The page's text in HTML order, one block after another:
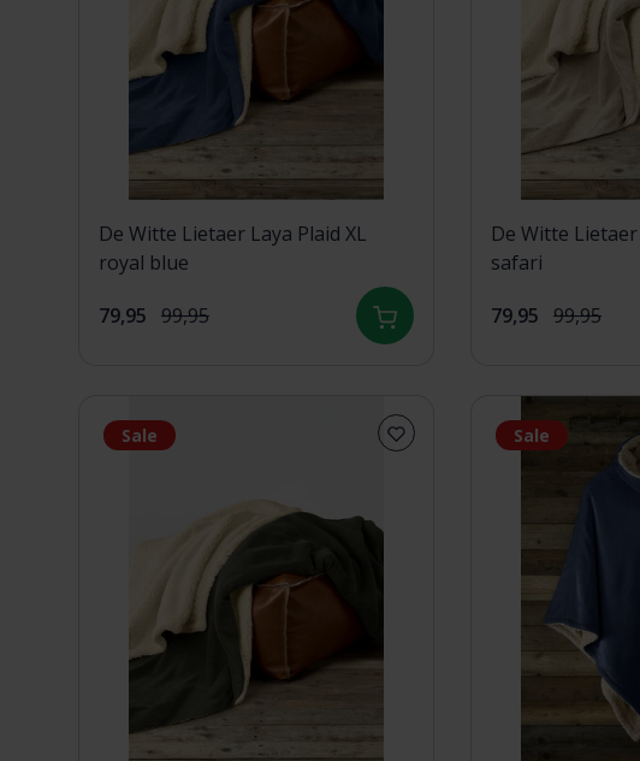
De Witte Lietaer Laya Plaid XL
royal blue
79,95 99,95
De Witte Lietaer
safari
79,95 99,95
Sale Sale